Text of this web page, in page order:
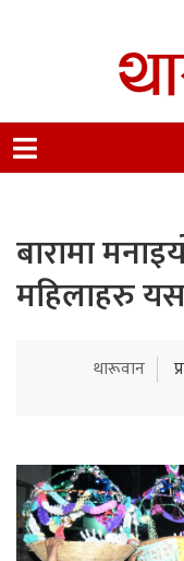
Nepal.
बारामा
महिलाहरु
थारूवान